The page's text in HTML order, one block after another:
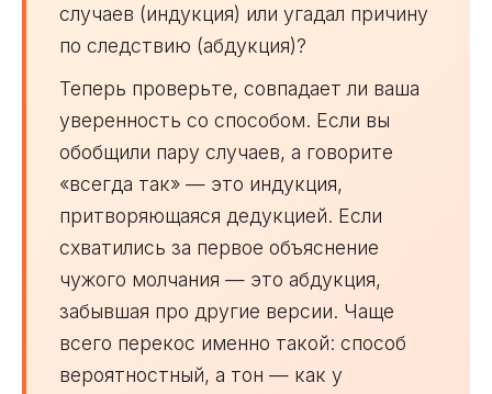
случаев (индукция) или угадал причину
по следствию (абдукция)?
Теперь проверьте, совпадает ли ваша
уверенность со способом. Если вы
обобщили пару случаев, а говорите
«всегда так» — это индукция,
притворяющаяся дедукцией. Если
схватились за первое объяснение
чужого молчания — это абдукция,
забывшая про другие версии. Чаще
всего перекос именно такой: способ
вероятностный, а тон — как у